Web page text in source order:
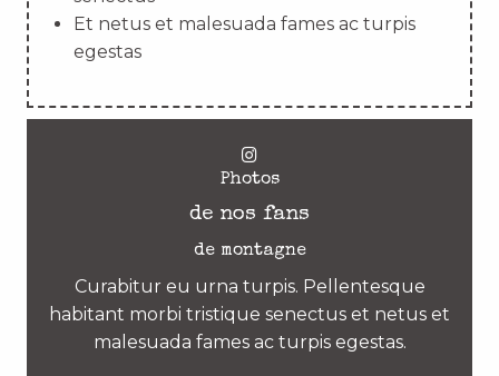
Et netus et malesuada fames ac turpis
egestas
Photos
de nos fans
de montagne
Curabitur eu urna turpis. Pellentesque
habitant morbi tristique senectus et netus et
malesuada fames ac turpis egestas.